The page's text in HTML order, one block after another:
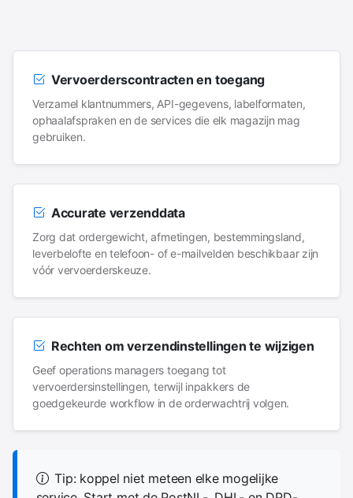
Vervoerderscontracten en toegang
Verzamel klantnummers, API-gegevens, labelformaten,
ophaalafspraken en de services die elk magazijn mag
gebruiken.
Accurate verzenddata
Zorg dat ordergewicht, afmetingen, bestemmingsland,
leverbelofte en telefoon- of e-mailvelden beschikbaar zijn
vóór vervoerderskeuze.
Rechten om verzendinstellingen te wijzigen
Geef operations managers toegang tot
vervoerdersinstellingen, terwijl inpakkers de
goedgekeurde workflow in de orderwachtrij volgen.
Tip: koppel niet meteen elke mogelijke